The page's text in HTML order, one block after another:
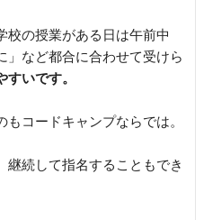
校の授業がある日は午前中
」など都合に合わせて受けら
いです。
コードキャンプならでは。
継続して指名することもでき